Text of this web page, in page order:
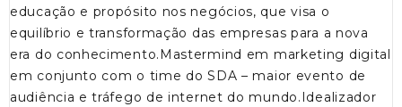
educação e propósito nos negócios, que visa o
equilíbrio e transformação das empresas para a nova
era do conhecimento.Mastermind em marketing digital
em conjunto com o time do SDA – maior evento de
audiência e tráfego de internet do mundo.Idealizador